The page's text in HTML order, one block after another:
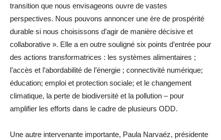
transition que nous envisageons ouvre de vastes
perspectives. Nous pouvons annoncer une ère de prospérité
durable si nous choisissons d’agir de manière décisive et
collaborative ». Elle a en outre souligné six points d’entrée pour
des actions transformatrices : les systèmes alimentaires ;
l’accès et l’abordabilité de l’énergie ; connectivité numérique;
éducation; emploi et protection sociale; et le changement
climatique, la perte de biodiversité et la pollution – pour
amplifier les efforts dans le cadre de plusieurs ODD.
Une autre intervenante importante, Paula Narvaéz, présidente